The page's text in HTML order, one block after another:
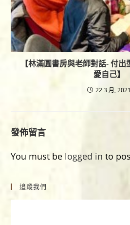
【林滿圓書房與老師對話- 付出
愛自己】
22 3 月, 2021
發佈留言
You must be logged in to
追蹤我們